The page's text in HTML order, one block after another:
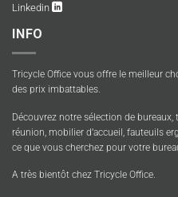
Linkedin
INFO
Tricycle Office vous offre le meilleur
des prix imbattables.
Découvrez notre sélection de
réunion, mobilier d’accueil, fauteuils
ce que vous cherchez pour votre
A très bientôt chez Tricycle Office.